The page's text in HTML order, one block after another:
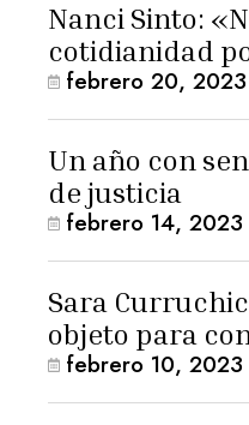
Nanci Sinto:
cotidianidad
febrero 20, 2023
Un año con
de justicia
febrero 14, 2023
Sara
objeto para
febrero 10, 2023